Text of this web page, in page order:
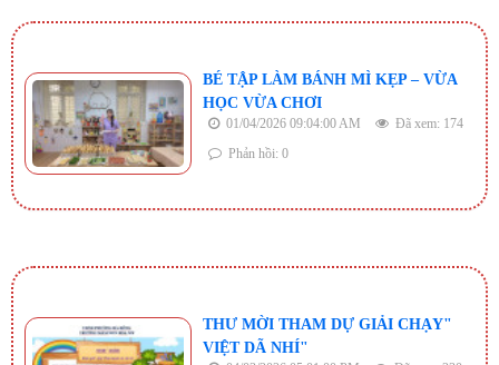
BÉ TẬP LÀM BÁNH MÌ KẸP – VỪA
HỌC VỪA CHƠI
01/04/2026 09:04:00 AM
Đã xem: 174
Phản hồi: 0
THƯ MỜI THAM DỰ GIẢI CHẠY"
VIỆT DÃ NHÍ"